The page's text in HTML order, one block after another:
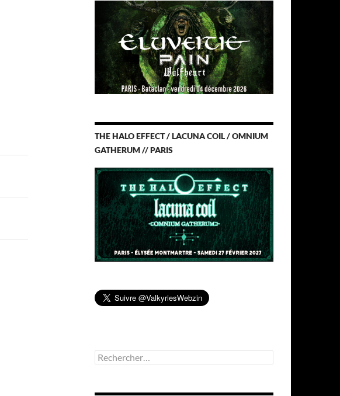
THE HALO EFFECT / LACUNA COIL / OMNIUM
GATHERUM // PARIS
Rechercher :